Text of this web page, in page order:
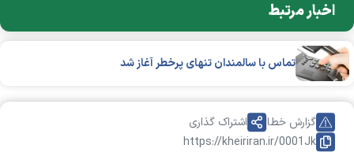
اخبار مرتبط
تماس با سالمندان تنهای پرخطر آغاز شد
https://kheiriran.ir/0001Jk
گزارش خطا اشتراک گذاری